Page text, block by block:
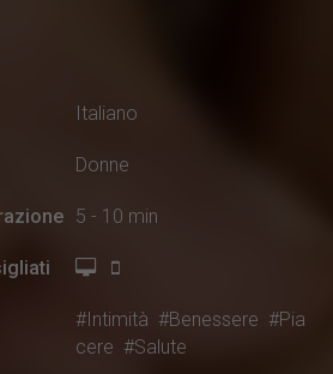
Italiano
Donne
5 - 10 min
#Intimità #Benessere #Pia
cere #Salute